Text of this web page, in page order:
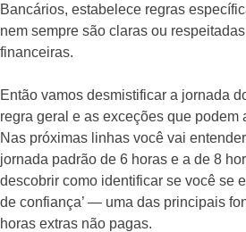
Bancários, estabelece regras
nem sempre são claras ou
financeiras.
Então vamos desmistificar a jornada
regra geral e as exceções que podem
Nas próximas linhas você vai
jornada padrão de 6 horas e a de 8
descobrir como identificar se você se
de confiança’ — uma das principais
horas extras não pagas.